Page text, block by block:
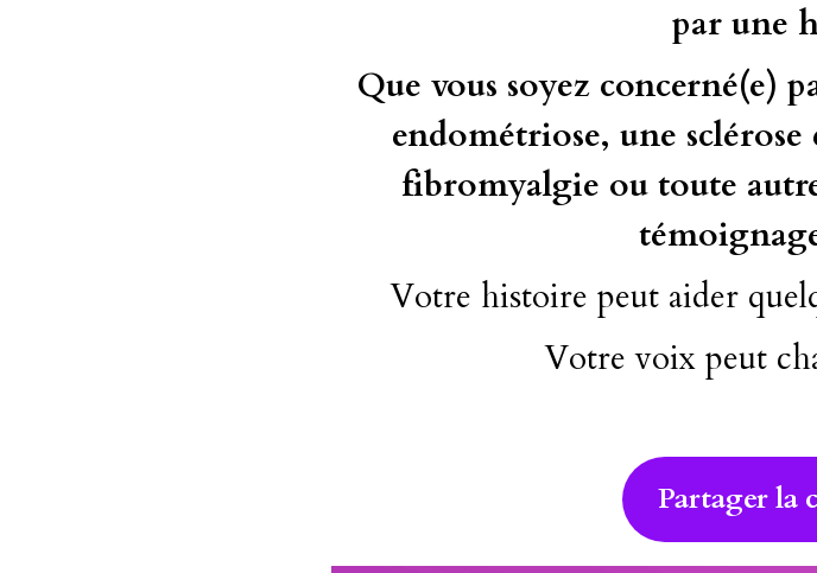
par une
Que vous soyez concerné(e)
endométriose, une
fibromyalgie ou toute
Votre histoire peut aider
Votre voix peut
Partager la